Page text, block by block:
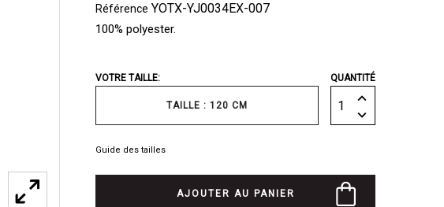
Référence YOTX-YJ0034EX-007
100% polyester.
VOTRE TAILLE:
TAILLE : 120 CM
QUANTITÉ
Guide des tailles
AJOUTER AU PANIER